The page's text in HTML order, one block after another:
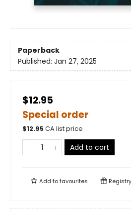
Paperback
Published: Jan 27, 2025
$12.95
Special order
$12.95CA list price
Add to cart
Add tofavourites Registry